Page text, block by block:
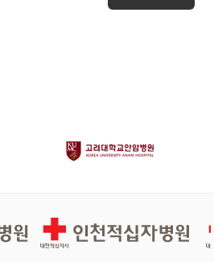
인천적십자병원